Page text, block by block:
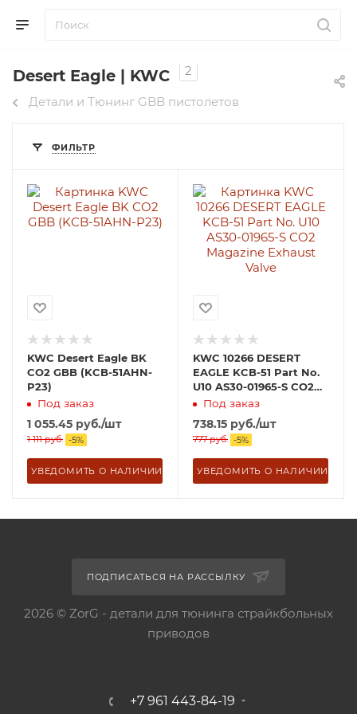
Desert Eagle | KWC 2
Детали и Тюнинг GBB пистолетов
ФИЛЬТР
KWC Desert Eagle BK
CO2 GBB (KCB-51AHN-
P23)
Под заказ
1 055.45 руб./шт
1 111руб. -5%
УВЕДОМИТЬ О НАЛИЧИИ
KWC 10266 DESERT
EAGLE KCB-51 Part No.
U10 AS30-01965-S CO2
Magazine Exhaust Valve
Под заказ
738.15 руб./шт
777руб. -5%
УВЕДОМИТЬ О НАЛИЧИИ
ПОДПИСАТЬСЯ НА РАССЫЛКУ
2026 © ZorG - детали для тюнинга страйкбольных
приводов
+7 961 443-84-19